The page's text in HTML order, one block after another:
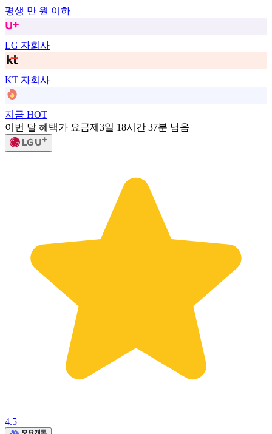
평생 만 원 이하
LG 자회사
KT 자회사
지금 HOT
이번 달 혜택가 요금제 3일 18시간 37분 남음
4.5